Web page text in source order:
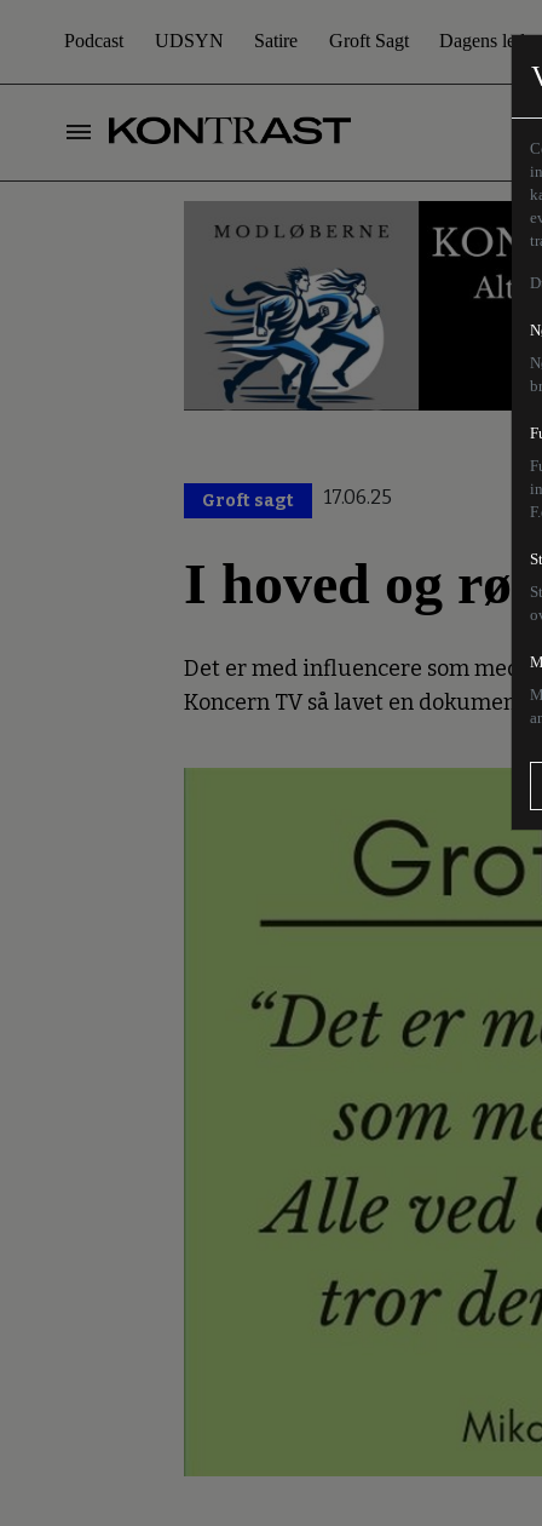
Podcast UDSYN Satire Groft Sagt Dagens leder
Groft sagt 17.06.25
I hoved og røv
Det er med influencere som med
Koncern TV så lavet en